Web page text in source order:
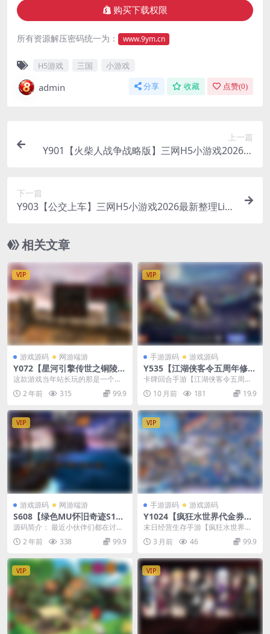
购买下载权限
所有资源解压密码统一为： www.9ym.cn
H5游戏 三国 小游戏
admin 分享 收藏 点赞(0)
上一篇
Y901【火柴人战争战略版】三网H5小游戏2026最
下一篇
Y903【公交上车】三网H5小游戏2026最新整理Lin
相关文章
VIP
游戏源码 网游端游
Y072【星河引擎传世之铜陵传
世无限制仿官版】星河引擎特
色四职业传奇端游-Win服务端
源码视频架设教程-配套全套补
这款游戏当年站长玩的那是一个天
昏地暗，一有时间就泡到网吧玩，
在游戏中还认识了一个...
2 年前 315 99.9
VIP
手游源码 游戏源码
Y535【江湖侠客令五周年修复
优化版】卡牌回合手游2025最
新整理Win一键服务端+管理
后台+GM授权后台+教程
卡牌回合手游【江湖侠客令五周年
修复优化版】2025最新整理Win一
键服务端+管理...
10 月前 181 19.9
VIP
游戏源码 网游端游
S608【绿色MU怀旧奇迹S18-
2】怀旧2.5D奇迹角色扮演类
剧情端游-Win服务端源码视频
架设教程-网页注册-MU编辑
具
源码简介： 最近小伙伴们都在讨论
一个神秘端——奇迹MuS18-2-2。
据说这玩意...
2 年前 338 99.9
VIP
手游源码 游戏源码
Y1024【疯狂水世界代金券内
购版】末日经营生存手游2026
最新整理Linux手工端+加解密
工具+管理后台+CDK授权后台
末日经营生存手游【疯狂水世界代
金券内购版】最新整理Linux手工端
+加解密工具+...
3 月前 46 99.9
VIP VIP